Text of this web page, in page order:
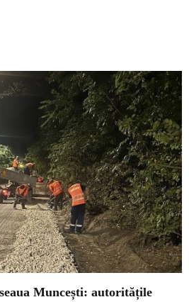
Muncești: autoritățile